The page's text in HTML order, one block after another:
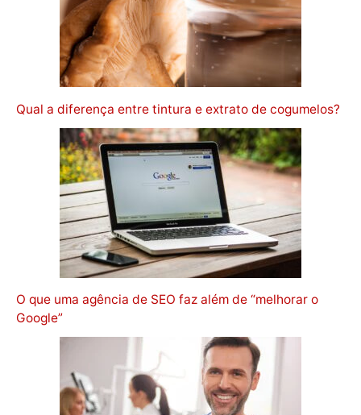
Qual a diferença entre tintura e extrato de cogumelos?
O que uma agência de SEO faz além de “melhorar o
Google”